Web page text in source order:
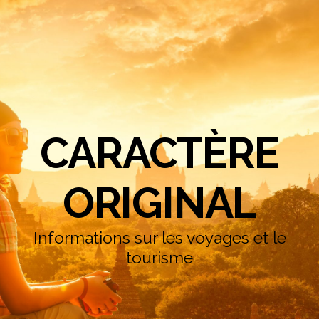
CARACTÈRE
ORIGINAL
Informations sur les voyages et le
tourisme